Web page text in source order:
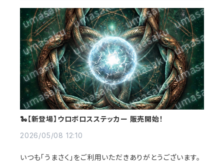
🐍【新登場】ウロボロスステッカー 販売開始！
2026/05/08 12:10
いつも「うまさく」をご利用いただきありがとうございます。